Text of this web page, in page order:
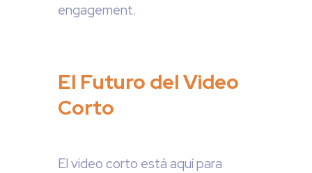
engagement.
El Futuro del Video
Corto
El video corto está aquí para